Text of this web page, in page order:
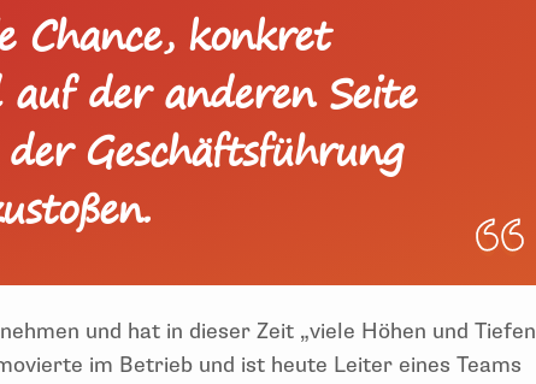
Chance, konkret
der anderen Seite
Geschäftsführung
und hat in dieser Zeit „viele Höhen und Tiefen
im Betrieb und ist heute Leiter eines Teams